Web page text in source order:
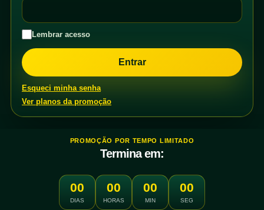
Lembrar acesso
Esqueci minha senha
Ver planos da promoção
PROMOÇÃO POR TEMPO LIMITADO
Termina em:
00
DIAS
00
HORAS
00
MIN
00
SEG